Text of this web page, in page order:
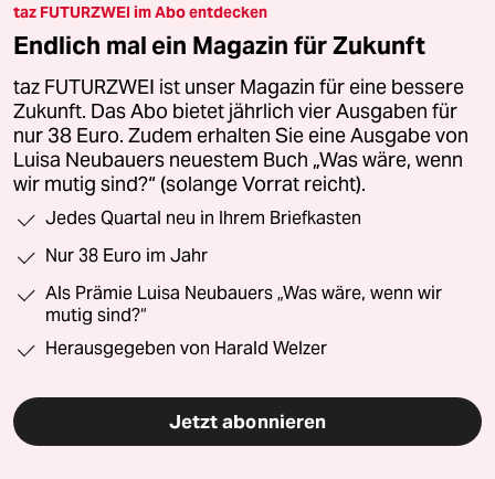
taz FUTURZWEI im Abo entdecken
Endlich mal ein Magazin für Zukunft
taz FUTURZWEI ist unser Magazin für eine bessere
Zukunft. Das Abo bietet jährlich vier Ausgaben für
nur 38 Euro. Zudem erhalten Sie eine Ausgabe von
Luisa Neubauers neuestem Buch „Was wäre, wenn
wir mutig sind?“ (solange Vorrat reicht).
Jedes Quartal neu in Ihrem Briefkasten
Nur 38 Euro im Jahr
Als Prämie Luisa Neubauers „Was wäre, wenn wir
mutig sind?“
Herausgegeben von Harald Welzer
Jetzt abonnieren